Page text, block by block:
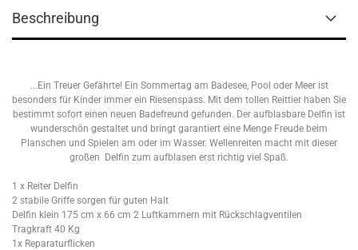
Beschreibung
...Ein Treuer Gefährte! Ein Sommertag am Badesee, Pool oder Meer ist
besonders für Kinder immer ein Riesenspass. Mit dem tollen Reittier haben Sie
bestimmt sofort einen neuen Badefreund gefunden. Der aufblasbare Delfin ist
wunderschön gestaltet und bringt garantiert eine Menge Freude beim
Planschen und Spielen am oder im Wasser. Wellenreiten macht mit dieser
großen Delfin zum aufblasen erst richtig viel Spaß.
1 x Reiter Delfin
2 stabile Griffe sorgen für guten Halt
Delfin klein 175 cm x 66 cm 2 Luftkammern mit Rückschlagventilen
Tragkraft 40 Kg
1x Reparaturflicken